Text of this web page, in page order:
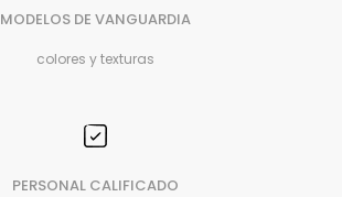
MODELOS DE VANGUARDIA
colores y texturas
PERSONAL CALIFICADO